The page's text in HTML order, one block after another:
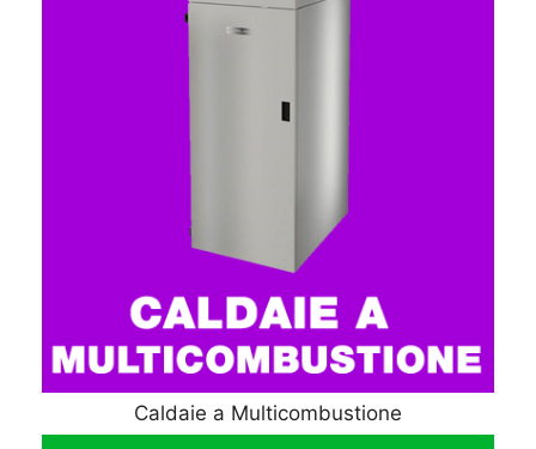
Caldaie a Multicombustione